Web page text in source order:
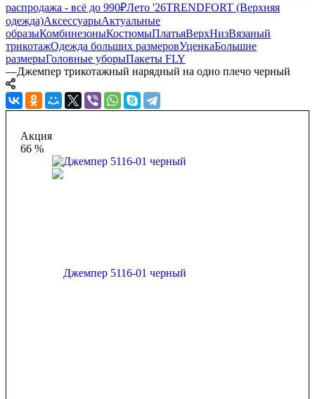
распродажа - всё до 990₽Лето '26TRENDFORT (Верхняя
одежда)АксессуарыАктуальные
образыКомбинезоныКостюмыПлатьяВерхНизВязаный
трикотажОдежда больших размеровУценкаБольшие
размерыГоловные уборыПакеты FLY
—Джемпер трикотажный нарядный на одно плечо черный
Акция
66 %